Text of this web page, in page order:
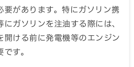
要があります。特にガソリン携
ガソリンを注油する際には、
開ける前に発電機等のエンジン
す。